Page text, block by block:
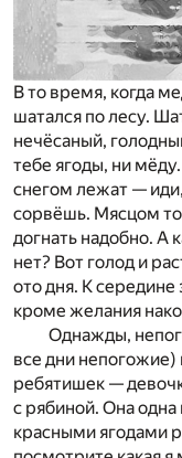
В то время, когда
шатался по лесу.
нечёсаный,
тебе ягоды, ни
снегом лежат —
сорвёшь. Мясцом
догнать надобно. А
нет? Вот голод и
ото дня. К
кроме желания
Однажды,
все дни непогожие)
ребятишек —
с рябиной. Она
красными ягодами